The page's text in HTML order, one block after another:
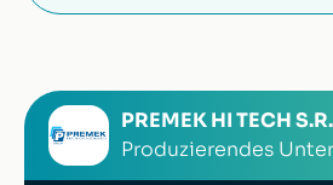
PREMEK HI TECH
Produzierendes